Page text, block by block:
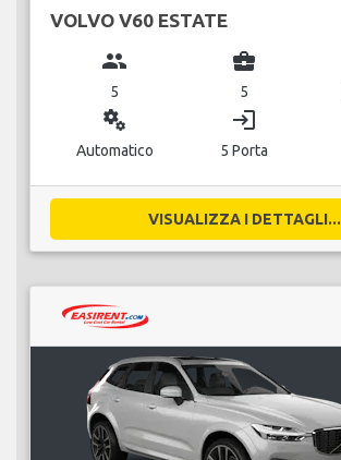
VOLVO V60 ESTATE
group
5
business_center
5
miscellaneous_services
Automatico
login
5 Porta
VISUALIZZA I DETTAGLI...